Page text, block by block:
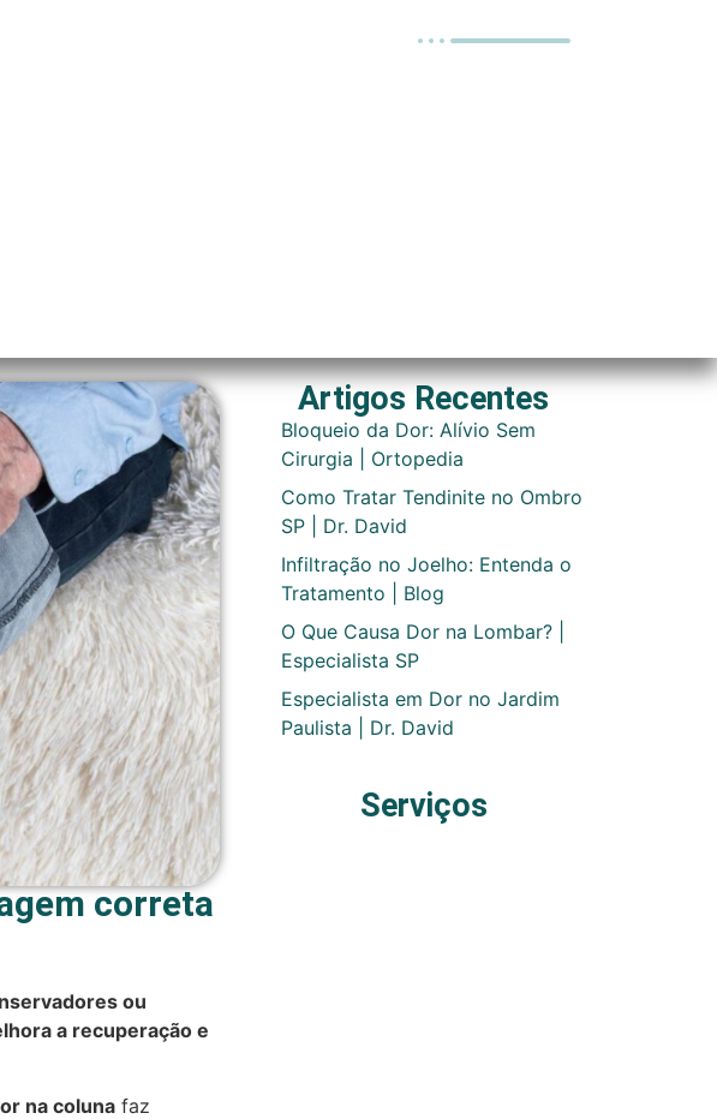
correta
ou
a recuperação e
na coluna faz
Artigos Recentes
Bloqueio da Dor: Alívio Sem
Cirurgia | Ortopedia
Como Tratar Tendinite no Ombro
SP | Dr. David
Infiltração no Joelho: Entenda o
Tratamento | Blog
O Que Causa Dor na Lombar? |
Especialista SP
Especialista em Dor no Jardim
Paulista | Dr. David
Serviços